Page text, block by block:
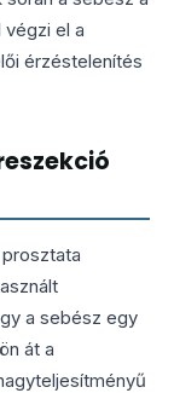
el a
érzéstelenítés
a sebész egy
át a